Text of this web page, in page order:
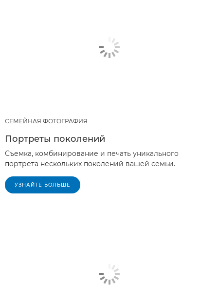
СЕМЕЙНАЯ ФОТОГРАФИЯ
Портреты поколений
Съемка, комбинирование и печать уникального
портрета нескольких поколений вашей семьи.
УЗНАЙТЕ БОЛЬШЕ